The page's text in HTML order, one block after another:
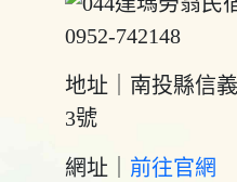
0952-742148
地址｜南投縣信
3號
網址｜ 前往官網